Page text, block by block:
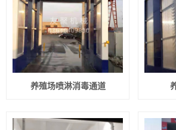
养殖场喷淋消毒通道